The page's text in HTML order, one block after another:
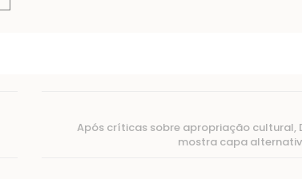
Após críticas sobre apropriação cultural,
mostra capa